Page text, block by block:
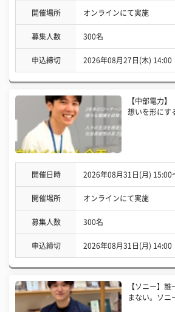
開催場所 オンラインにて実施
募集人数 300名
申込締切 2026年08月27日(木) 14:00
【中部電力】
想いを形にす
開催日時 2026年08月31日(月) 15:00
開催場所 オンラインにて実施
募集人数 300名
申込締切 2026年08月31日(月) 14:00
【ソニー】
まない。ソニ